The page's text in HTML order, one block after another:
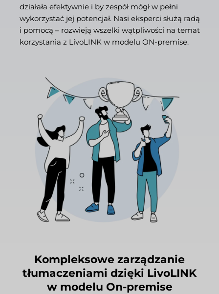
działała efektywnie i by zespół mógł w pełni
wykorzystać jej potencjał. Nasi eksperci służą radą
i pomocą – rozwieją wszelki wątpliwości na temat
korzystania z LivoLINK w modelu ON-premise.
Kompleksowe zarządzanie
tłumaczeniami dzięki LivoLINK
w modelu On-premise